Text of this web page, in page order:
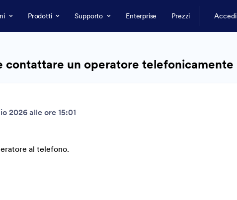
Prodotti Supporto Enterprise Prezzi Accedi
contattare un operatore telefonicamente
2026 alle ore 15:01
al telefono.